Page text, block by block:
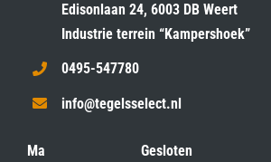
Edisonlaan 24, 6003 DB Weert
Industrie terrein “Kampershoek”
0495-547780
info@tegelsselect.nl
Ma
Gesloten